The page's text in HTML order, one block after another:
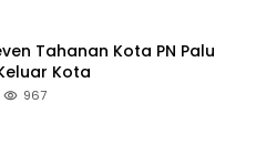
Tahanan Kota PN Palu
Kota
967